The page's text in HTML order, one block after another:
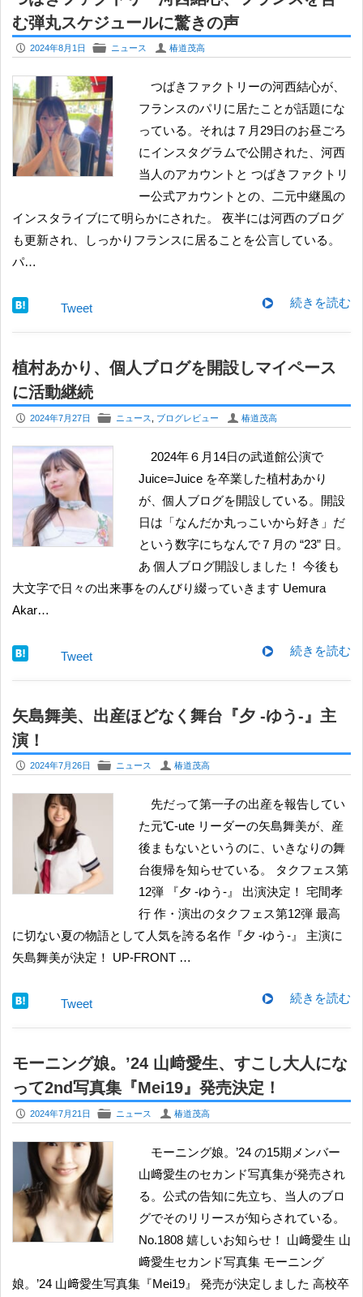
む弾丸スケジュールに驚きの声
P 2024年8月1日 F ニュース U 椿道茂高
つばきファクトリーの河西結心が、
フランスのパリに居たことが話題にな
っている。それは７月29日のお昼ごろ
にインスタグラムで公開された、河西
当人のアカウントと つばきファクトリ
ー公式アカウントとの、二元中継風の
インスタライブにて明らかにされた。 夜半には河西のブログ
も更新され、しっかりフランスに居ることを公言している。
パ…
続きを読む
Tweet
植村あかり、個人ブログを開設しマイペース
に活動継続
P 2024年7月27日 F ニュース ブログレビュー U 椿道茂高
2024年６月14日の武道館公演で
Juice=Juice を卒業した植村あかり
が、個人ブログを開設している。開設
日は「なんだか丸っこいから好き」だ
という数字にちなんで７月の “23” 日。
あ 個人ブログ開設しました！ 今後も
大文字で日々の出来事をのんびり綴っていきます Uemura
Akar…
続きを読む
Tweet
矢島舞美、出産ほどなく舞台『夕 -ゆう-』主
演！
P 2024年7月26日 F ニュース U 椿道茂高
先だって第一子の出産を報告してい
た元℃-ute リーダーの矢島舞美が、産
後まもないというのに、いきなりの舞
台復帰を知らせている。 タクフェス第
12弾 『夕 -ゆう-』 出演決定！ 宅間孝
行 作・演出のタクフェス第12弾 最高
に切ない夏の物語として人気を誇る名作『夕 -ゆう-』 主演に
矢島舞美が決定！ UP-FRONT …
続きを読む
Tweet
モーニング娘。’24 山﨑愛生、すこし大人にな
って2nd写真集『Mei19』発売決定！
P 2024年7月21日 F ニュース U 椿道茂高
モーニング娘。’24 の15期メンバー
山﨑愛生のセカンド写真集が発売され
る。公式の告知に先立ち、当人のブロ
グでそのリリースが知らされている。
No.1808 嬉しいお知らせ！ 山﨑愛生 山
﨑愛生セカンド写真集 モーニング
娘。’24 山﨑愛生写真集『Mei19』 発売が決定しました 高校卒